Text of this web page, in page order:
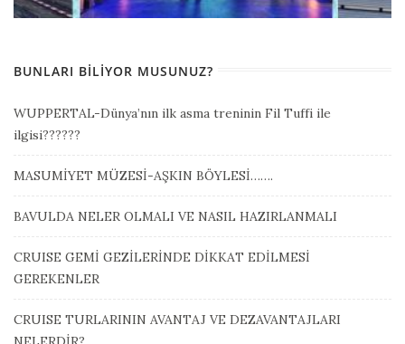
BUNLARI BILIYOR MUSUNUZ?
WUPPERTAL-Dünya’nın ilk asma treninin Fil Tuffi ile
ilgisi??????
MASUMİYET MÜZESİ-AŞKIN BÖYLESİ…….
BAVULDA NELER OLMALI VE NASIL HAZIRLANMALI
CRUISE GEMİ GEZİLERİNDE DİKKAT EDİLMESİ
GEREKENLER
CRUISE TURLARININ AVANTAJ VE DEZAVANTAJLARI